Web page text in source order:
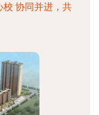
校 协同并进，共